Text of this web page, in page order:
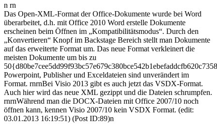
n rn
Das Open-XML-Format der Office-Dokumente wurde bei Word
überarbeitet, d.h. mit Office 2010 Word erstelle Dokumente
erscheinen beim Öffnen im „Kompatibilitätsmodus“. Durch den
„Konvertieren“ Knopf im Backstage Bereich stellt man Dokumente
auf das erweiterte Format um. Das neue Format verkleinert die
meisten Dokumente um bis zu
Powerpoint, Publisher und Exceldateien sind unverändert im
Format. rnrnBei Visio 2013 gibt es auch jetzt das VSDX-Format.
Auch hier wird das neue XML gezippt und die Dateien schrumpfen.
rnrnWährend man die DOCX-Dateien mit Office 2007/10 noch
öffnen kann, kennen Visio 2007/10 kein VSDX Format. (edit:
03.01.2013 16:19:51) (Post ID:89)n